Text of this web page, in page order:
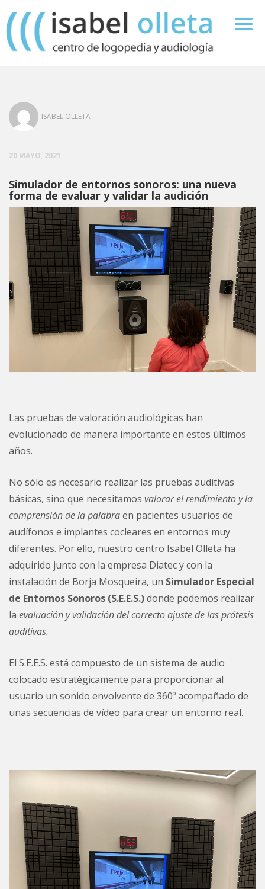
ISABEL OLLETA
20 MAYO, 2021
Simulador de entornos sonoros: una nueva
forma de evaluar y validar la audición
Las pruebas de valoración audiológicas han
evolucionado de manera importante en estos últimos
años.
No sólo es necesario realizar las pruebas auditivas
básicas, sino que necesitamos valorar el rendimiento y la
comprensión de la palabraen pacientes usuarios de
audífonos e implantes cocleares en entornos muy
diferentes. Por ello, nuestro centro Isabel Olleta ha
adquirido junto con la empresa Diatec y con la
instalación de Borja Mosqueira, un Simulador Especial
de Entornos Sonoros (S.E.E.S.)donde podemos realizar
la evaluación y validación del correcto ajuste de las prótesis
auditivas.
El S.E.E.S. está compuesto de un sistema de audio
colocado estratégicamente para proporcionar al
usuario un sonido envolvente de 360º acompañado de
unas secuencias de vídeo para crear un entorno real.